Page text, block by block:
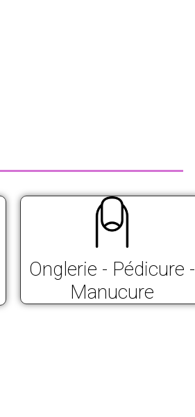
Onglerie - Pédicure -
Manucure